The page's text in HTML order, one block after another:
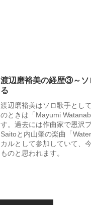
渡辺磨裕美の経歴③～ソ
る
渡辺磨裕美はソロ歌手とし
のときは「Mayumi
す。過去には作曲家で恩沢
Saitoと内山肇の楽曲「
カルとして参加していて、
ものと思われます。